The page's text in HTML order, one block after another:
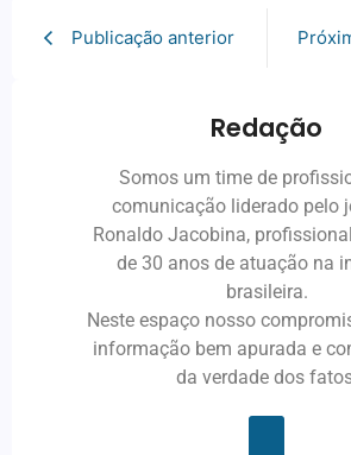
Publicação anterior
Redação
Somos um time de
comunicação liderado pelo
Ronaldo Jacobina,
de 30 anos de atuação na
brasileira.
Neste espaço nosso
informação bem apurada e
da verdade dos